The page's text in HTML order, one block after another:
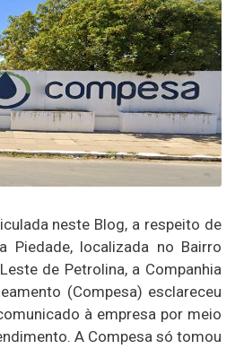
neste Blog, a respeito de
Piedade, localizada no Bairro
de Petrolina, a Companhia
(Compesa) esclareceu
à empresa por meio
A Compesa só tomou